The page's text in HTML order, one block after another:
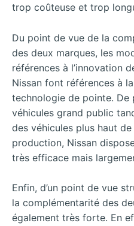
trop coûteuse et trop
Du point de vue de la
des deux marques, les
références à l’innovation
Nissan font références à
technologie de pointe. De
véhicules grand public
des véhicules plus haut
production, Nissan
très efficace mais
Enfin, d’un point de vue
la complémentarité des
également très forte. En